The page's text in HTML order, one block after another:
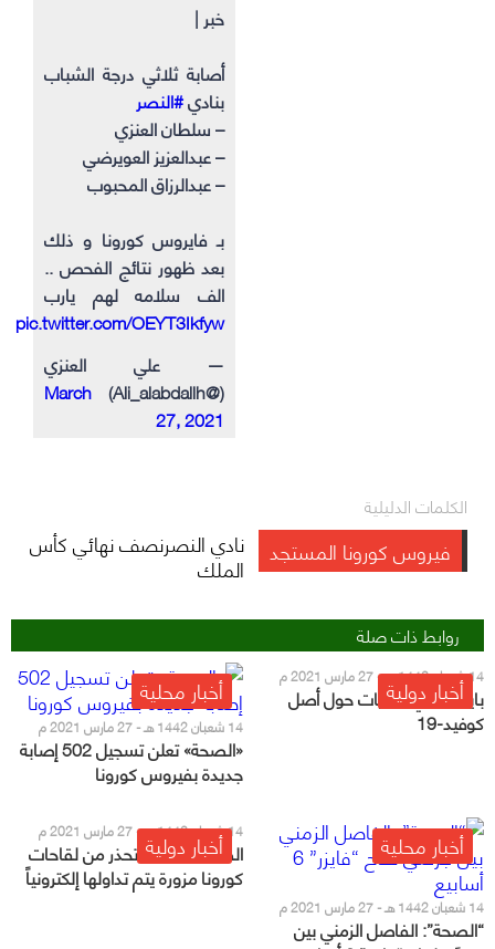
خبر |
أصابة ثلاثي درجة الشباب
بنادي#النصر
– سلطان العنزي
– عبدالعزيز العويرضي
– عبدالرزاق المحبوب
بـ فايروس كورونا و ذلك
بعد ظهور نتائج الفحص ..
الف سلامه لهم يارب
pic.twitter.com/OEYT3Ikfyw
— علي العنزي
(@Ali_alabdallh)
March
27, 2021
الكلمات الدليلية
فيروس كورونا المستجد نادي النصرنصف نهائي كأس
الملك
روابط ذات صلة
أخبار دولية14 شعبان 1442 هـ - 27 مارس 2021 م
بايدن: لدي نظريات حول أصل
كوفيد-19
أخبار محلية
14 شعبان 1442 هـ - 27 مارس 2021 م
«الصحة» تعلن تسجيل 502 إصابة
جديدة بفيروس كورونا
أخبار محلية
14 شعبان 1442 هـ - 27 مارس 2021 م
“الصحة”: الفاصل الزمني بين
أخبار دولية14 شعبان 1442 هـ - 27 مارس 2021 م
الصحة العالمية تحذر من لقاحات
كورونا مزورة يتم تداولها إلكترونياً